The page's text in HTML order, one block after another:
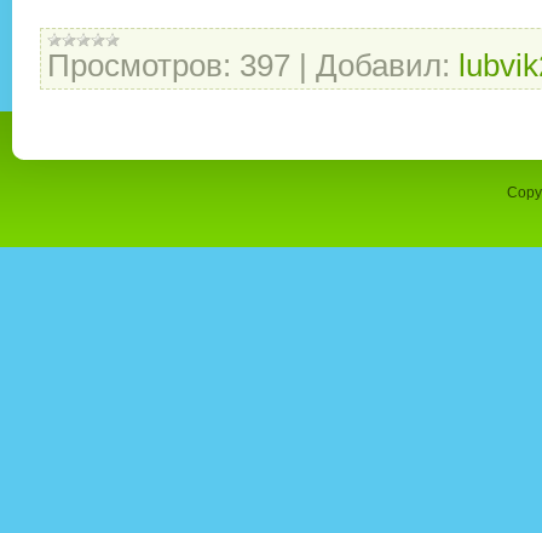
Просмотров: 397 | Добавил: